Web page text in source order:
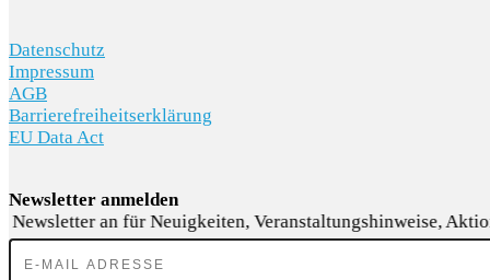
Datenschutz
Impressum
AGB
Barrierefreiheitserklärung
EU Data Act
Newsletter anmelden